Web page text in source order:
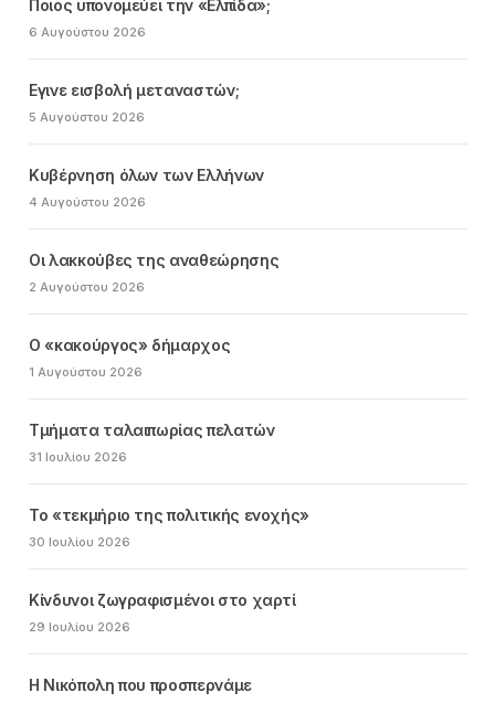
Ποιος υπονομεύει την «Ελπίδα»;
6 Αυγούστου 2026
Εγινε εισβολή μεταναστών;
5 Αυγούστου 2026
Κυβέρνηση όλων των Ελλήνων
4 Αυγούστου 2026
Οι λακκούβες της αναθεώρησης
2 Αυγούστου 2026
Ο «κακούργος» δήμαρχος
1 Αυγούστου 2026
Τμήματα ταλαιπωρίας πελατών
31 Ιουλίου 2026
Το «τεκμήριο της πολιτικής ενοχής»
30 Ιουλίου 2026
Κίνδυνοι ζωγραφισμένοι στο χαρτί
29 Ιουλίου 2026
Η Νικόπολη που προσπερνάμε